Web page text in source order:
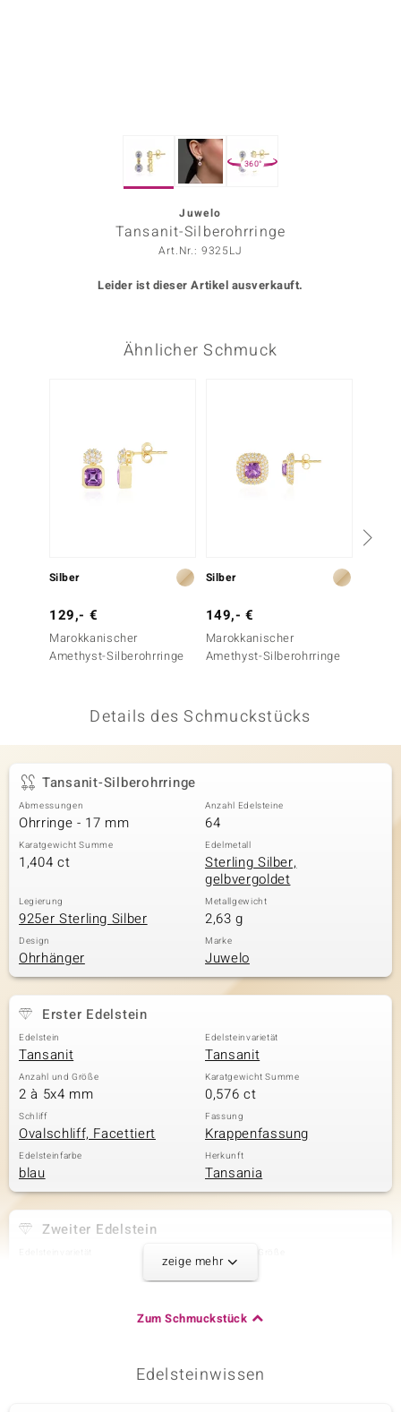
BY DE MELO
Classics
360°
Juwelo
Tansanit-Silberohrringe
Art.Nr.: 9325LJ
Leider ist dieser Artikel ausverkauft.
Ähnlicher Schmuck
Silber
129,- €
Marokkanischer
Amethyst-Silberohrringe
Silber
149,- €
Marokkanischer
Amethyst-Silberohrringe
Details des Schmuckstücks
Tansanit-Silberohrringe
Abmessungen
Ohrringe - 17 mm
Anzahl Edelsteine
64
Karatgewicht Summe
1,404 ct
Edelmetall
Sterling Silber,
gelbvergoldet
Legierung
925er Sterling Silber
Metallgewicht
2,63 g
Design
Ohrhänger
Marke
Juwelo
Erster Edelstein
Edelstein
Tansanit
Edelsteinvarietät
Tansanit
Anzahl und Größe
2 à 5x4 mm
Karatgewicht Summe
0,576 ct
Schliff
Ovalschliff, Facettiert
Fassung
Krappenfassung
Edelsteinfarbe
blau
Herkunft
Tansania
Zweiter Edelstein
2 à 4x3 mm
Ovalschliff
zeige mehr
Zum Schmuckstück
Edelsteinwissen